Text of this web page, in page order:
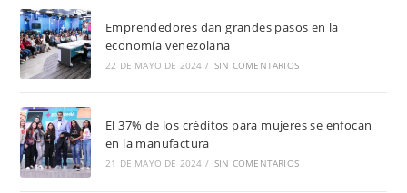
Emprendedores dan grandes pasos en la
economía venezolana
22 DE MAYO DE 2024 / SIN COMENTARIOS
El 37% de los créditos para mujeres se enfocan
en la manufactura
21 DE MAYO DE 2024 / SIN COMENTARIOS